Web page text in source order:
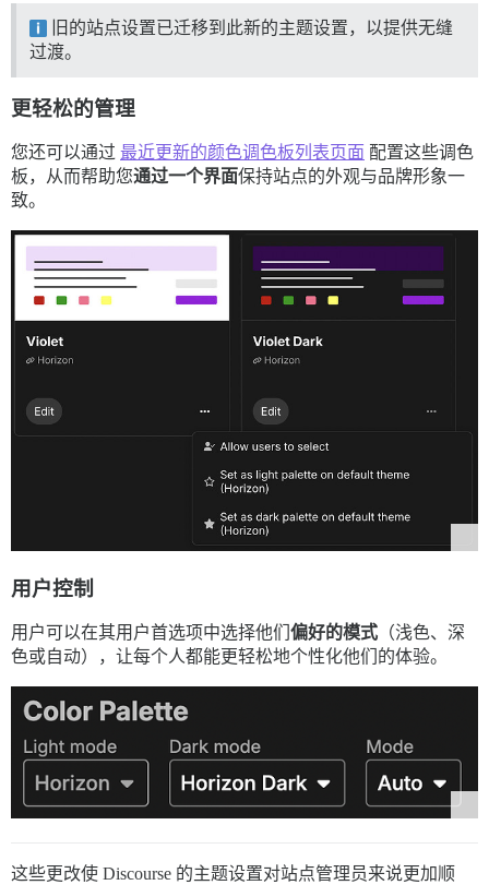
旧的站点设置已迁移到此新的主题设置，以提供无缝
过渡。
更轻松的管理
您还可以通过 最近更新的颜色调色板列表页面 配置这些调色
板，从而帮助您通过一个界面保持站点的外观与品牌形象一
致。
用户控制
用户可以在其用户首选项中选择他们 偏好的模式 （浅色、深
色或自动），让每个人都能更轻松地个性化他们的体验。
这些更改使 Discourse 的主题设置对站点管理员来说更加顺